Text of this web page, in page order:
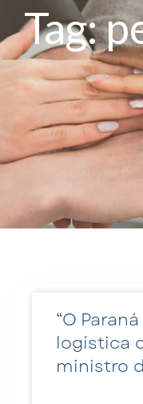
Tag:
“O
logística
ministro